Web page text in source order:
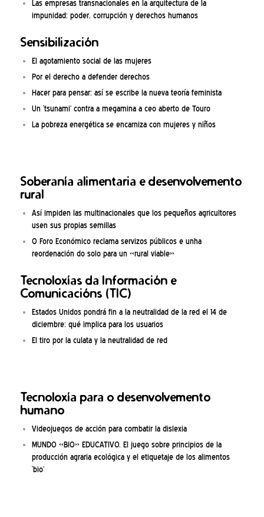
Las empresas transnacionales en la arquitectura de la
impunidad: poder, corrupción y derechos humanos
Sensibilización
El agotamiento social de las mujeres
Por el derecho a defender derechos
Hacer para pensar: así se escribe la nueva teoría feminista
Un ‘tsunami’ contra a megamina a ceo aberto de Touro
La pobreza energética se encarniza con mujeres y niños
Soberanía alimentaria e desenvolvemento
rural
Así impiden las multinacionales que los pequeños agricultores
usen sus propias semillas
O Foro Económico reclama servizos públicos e unha
reordenación do solo para un «rural viable»
Tecnoloxías da Información e
Comunicacións (TIC)
Estados Unidos pondrá fin a la neutralidad de la red el 14 de
diciembre: qué implica para los usuarios
El tiro por la culata y la neutralidad de red
Tecnoloxía para o desenvolvemento
humano
Videojuegos de acción para combatir la dislexia
MUNDO «BIO» EDUCATIVO. El juego sobre principios de la
producción agraria ecológica y el etiquetaje de los alimentos
‘bio’